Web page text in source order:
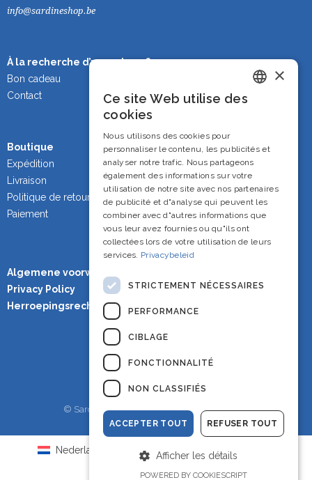
info@sardineshop.be
À la recherche d’un cadeau ?
Bon cadeau
Contact
Boutique
Expédition
Livraison
Politique de retour
Paiement
Algemene voorwaarden
Privacy Policy
Herroepingsrecht
© Sardineshop - Alle rechten voorbehouden.
Nederlands Néerlandais) English
×
Ce site Web utilise des
cookies
Nous utilisons des cookies pour
personnaliser le contenu, les publicités et
analyser notre trafic. Nous partageons
également des informations sur votre
utilisation de notre site avec nos partenaires
de publicité et d"analyse qui peuvent les
combiner avec d"autres informations que
vous leur avez fournies ou qu"ils ont
collectées lors de votre utilisation de leurs
services. Privacybeleid
STRICTEMENT NÉCESSAIRES
PERFORMANCE
CIBLAGE
FONCTIONNALITÉ
NON CLASSIFIÉS
ACCEPTER TOUT REFUSER TOUT
Afficher les détails
POWERED BY COOKIESCRIPT